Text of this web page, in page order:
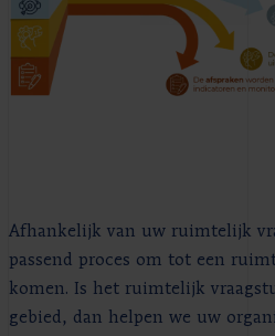
Afhankelijk van uw ruimtelijk
passend proces om tot een
komen. Is het ruimtelijk
gebied, dan helpen we uw